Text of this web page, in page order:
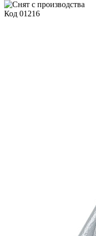
Код 01216